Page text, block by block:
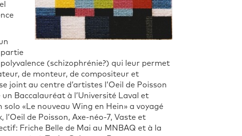
partie
(schizophrénie?) qui leur permet
de monteur, de compositeur et
joint au centre d’artistes l’Oeil de Poisson
Baccalauréat à l’Université Laval et
«Le nouveau Wing en Hein» a voyagé
de Poisson, Axe-néo-7, Vaste et
Friche Belle de Mai au MNBAQ et à la